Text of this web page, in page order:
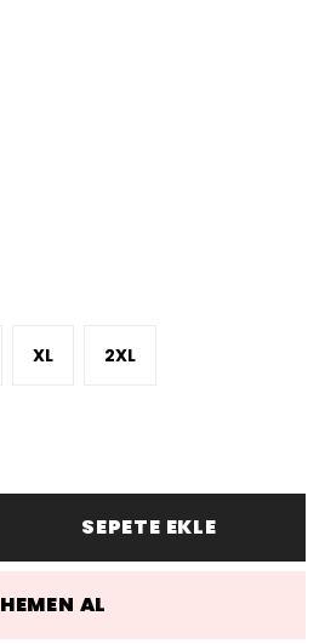
XL 2XL
SEPETE EKLE
HEMEN AL